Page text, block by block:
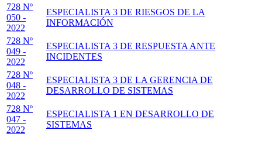
728 Nº
050 -
2022
ESPECIALISTA 3 DE RIESGOS DE LA
INFORMACIÓN
728 Nº
049 -
2022
ESPECIALISTA 3 DE RESPUESTA ANTE
INCIDENTES
728 Nº
048 -
2022
ESPECIALISTA 3 DE LA GERENCIA DE
DESARROLLO DE SISTEMAS
728 Nº
047 -
2022
ESPECIALISTA 1 EN DESARROLLO DE
SISTEMAS